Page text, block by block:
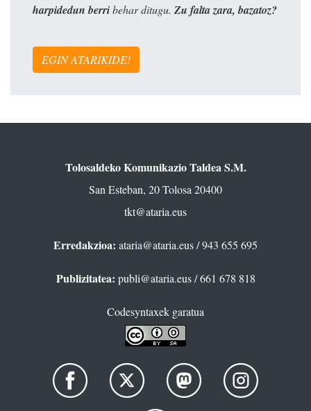
harpidedun berribehar ditugu. Zu falta zara, bazatoz?
EGIN ATARIKIDE!
Tolosaldeko Komunikazio Taldea S.M.
San Esteban, 20 Tolosa 20400
tkt@ataria.eus
Erredakzioa: ataria@ataria.eus/ 943 655 695
Publizitatea: publi@ataria.eus/ 661 678 818
Codesyntaxek garatua